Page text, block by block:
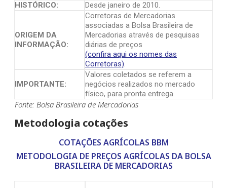
HISTÓRICO:
Desde janeiro de 2010.
ORIGEM DA
INFORMAÇÃO:
Corretoras de Mercadorias
associadas a Bolsa Brasileira de
Mercadorias através de pesquisas
diárias de preços
(confira aqui os nomes das
Corretoras).
IMPORTANTE:
Valores coletados se referem a
negócios realizados no mercado
físico, para pronta entrega.
Fonte: Bolsa Brasileira de Mercadorias
Metodologia cotações
COTAÇÕES AGRÍCOLAS BBM
METODOLOGIA DE PREÇOS AGRÍCOLAS DA BOLSA
BRASILEIRA DE MERCADORIAS